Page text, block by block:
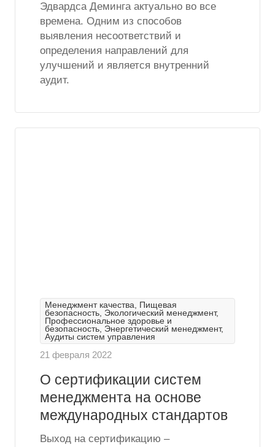
Эдвардса Деминга актуально во все
времена. Одним из способов
выявления несоответствий и
определения направлений для
улучшений и является внутренний
аудит.
Менеджмент качества, Пищевая
безопасность, Экологический менеджмент,
Профессиональное здоровье и
безопасность, Энергетический менеджмент,
Аудиты систем управления
21 февраля 2022
О сертификации систем
менеджмента на основе
международных стандартов
Выход на сертификацию –